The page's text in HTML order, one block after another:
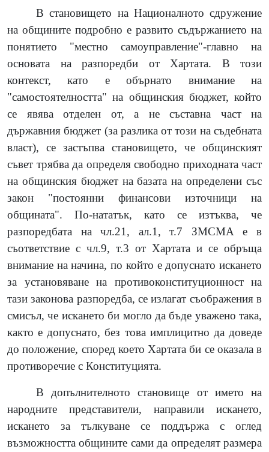
В становището на Националното сдружение
на общините подробно е развито съдържанието на
понятието "местно самоуправление"-главно на
основата на разпоредби от Хартата. В този
контекст, като е обърнато внимание на
"самостоятелността" на общинския бюджет, който
се явява отделен от, а не съставна част на
държавния бюджет (за разлика от този на съдебната
власт), се застъпва становището, че общинският
съвет трябва да определя свободно приходната част
на общинския бюджет на базата на определени със
закон "постоянни финансови източници на
общината". По-нататък, като се изтъква, че
разпоредбата на чл.21, ал.1, т.7 ЗМСМА е в
съответствие с чл.9, т.3 от Хартата и се обръща
внимание на начина, по който е допуснато искането
за установяване на противоконституционност на
тази законова разпоредба, се излагат съображения в
смисъл, че искането би могло да бъде уважено така,
както е допуснато, без това имплицитно да доведе
до положение, според което Хартата би се оказала в
противоречие с Конституцията.
В допълнителното становище от името на
народните представители, направили искането,
искането за тълкуване се поддържа с оглед
възможността общините сами да определят размера